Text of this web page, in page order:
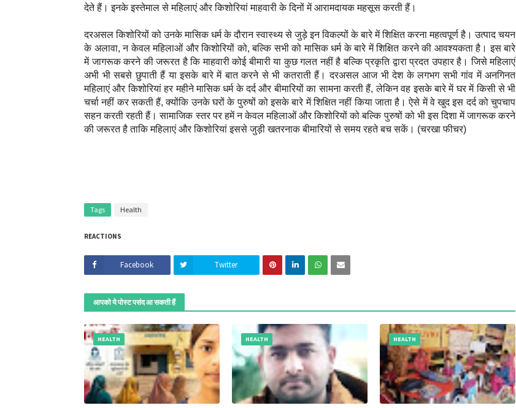
देते हैं। इनके इस्तेमाल से महिलाएं और किशोरियां माहवारी के दिनों में आरामदायक महसूस करती हैं।
दरअसल किशोरियों को उनके मासिक धर्म के दौरान स्वास्थ्य से जुड़े इन विकल्पों के बारे में शिक्षित करना महत्वपूर्ण है। उत्पाद चयन
के अलावा, न केवल महिलाओं और किशोरियों को, बल्कि सभी को मासिक धर्म के बारे में शिक्षित करने की आवश्यकता है। इस बारे
में जागरूक करने की जरूरत है कि माहवारी कोई बीमारी या कुछ गलत नहीं है बल्कि प्रकृति द्वारा प्रदत उपहार है। जिसे महिलाएं
अभी भी सबसे छुपाती हैं या इसके बारे में बात करने से भी कतराती हैं। दरअसल आज भी देश के लगभग सभी गांव में अनगिनत
महिलाएं और किशोरियां हर महीने मासिक धर्म के दर्द और बीमारियों का सामना करती हैं, लेकिन वह इसके बारे में घर में किसी से भी
चर्चा नहीं कर सकती हैं, क्योंकि उनके घरों के पुरुषों को इसके बारे में शिक्षित नहीं किया जाता है। ऐसे में वे खुद इस दर्द को चुपचाप
सहन करती रहती हैं। सामाजिक स्तर पर हमें न केवल महिलाओं और किशोरियों को बल्कि पुरुषों को भी इस दिशा में जागरूक करने
की जरूरत है ताकि महिलाएं और किशोरियां इससे जुड़ी खतरनाक बीमारियों से समय रहते बच सकें। (चरखा फीचर)
Tags Health
REACTIONS
Facebook Twitter
आपको ये पोस्ट पसंद आ सकती हैं
HEALTH HEALTH HEALTH